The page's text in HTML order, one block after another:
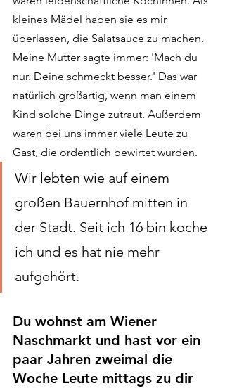
kleines Mädel haben sie es mir
überlassen, die Salatsauce zu machen.
Meine Mutter sagte immer: 'Mach du
nur. Deine schmeckt besser.' Das war
natürlich großartig, wenn man einem
Kind solche Dinge zutraut. Außerdem
waren bei uns immer viele Leute zu
Gast, die ordentlich bewirtet wurden.
Wir lebten wie auf einem
großen Bauernhof mitten in
der Stadt. Seit ich 16 bin koche
ich und es hat nie mehr
aufgehört.
Du wohnst am Wiener
Naschmarkt und hast vor ein
paar Jahren zweimal die
Woche Leute mittags zu dir